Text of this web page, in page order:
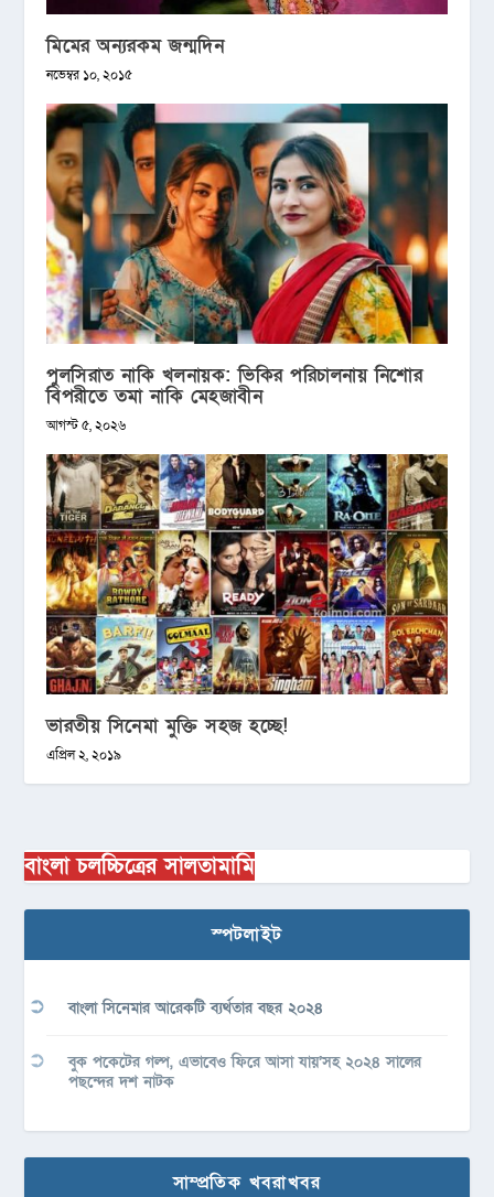
মিমের অন্যরকম জন্মদিন
নভেম্বর ১০, ২০১৫
পুলসিরাত নাকি খলনায়ক: ভিকির পরিচালনায় নিশোর
বিপরীতে তমা নাকি মেহজাবীন
আগস্ট ৫, ২০২৬
ভারতীয় সিনেমা মুক্তি সহজ হচ্ছে!
এপ্রিল ২, ২০১৯
বাংলা চলচ্চিত্রের সালতামামি
স্পটলাইট
বাংলা সিনেমার আরেকটি ব্যর্থতার বছর ২০২৪
বুক পকেটের গল্প, এভাবেও ফিরে আসা যায়’সহ ২০২৪ সালের
পছন্দের দশ নাটক
সাম্প্রতিক খবরাখবর